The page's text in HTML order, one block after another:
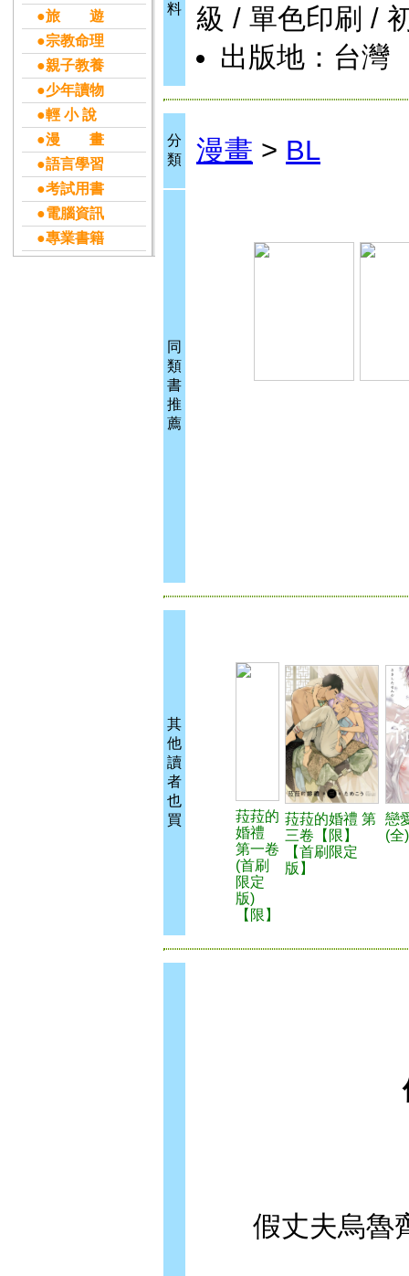
●旅 遊
●宗教命理
●親子教養
●少年讀物
●輕 小 說
●漫 畫
●語言學習
●考試用書
●電腦資訊
●專業書籍
料
級 / 單色印刷 /
出版地：台灣
分
類
漫畫 > BL
同
類
書
推
薦
其
他
讀
者
也
買
菈菈的
婚禮
第一卷
(首刷
限定
版)
【限】
菈菈的婚禮 第
三卷【限】
【首刷限定
版】
戀
(全)
假丈夫烏魯